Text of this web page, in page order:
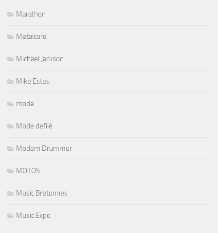
Marathon
Metalcore
Michael Jackson
Mike Estes
mode
Mode defilé
Modern Drummer
MOTOS
Music Bretonnes
Music Expo